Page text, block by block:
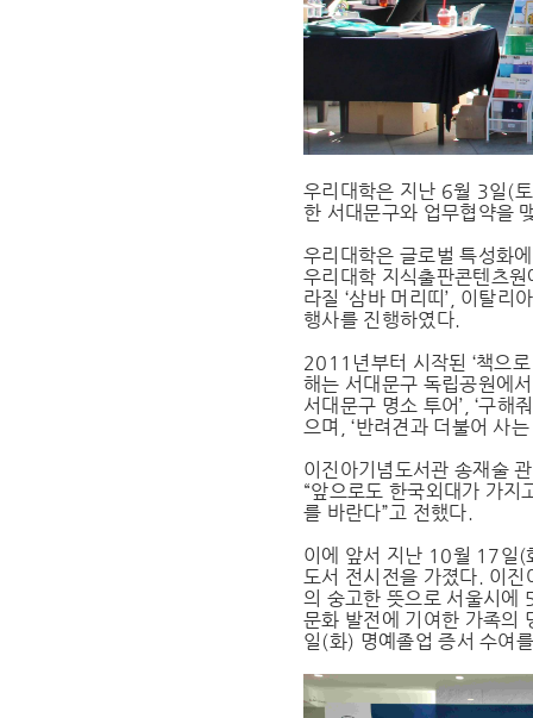
우리대학은 지난 6월 3일(
한 서대문구와 업무협약을
우리대학은 글로벌 특성화
우리대학 지식출판콘텐츠원
라질 ‘삼바 머리띠’, 이탈리
행사를 진행하였다.
2011년부터 시작된 ‘책으
해는 서대문구 독립공원에
서대문구 명소 투어’, ‘구해
으며, ‘반려견과 더불어 사
이진아기념도서관 송재술
“앞으로도 한국외대가 가
를 바란다”고 전했다.
이에 앞서 지난 10월 17일(
도서 전시전을 가졌다. 이
의 숭고한 뜻으로 서울시에
문화 발전에 기여한 가족의
일(화) 명예졸업 증서 수여